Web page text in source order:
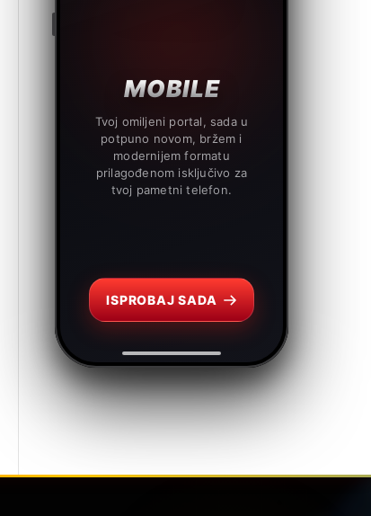
MOBILE
Tvoj omiljeni portal, sada u
potpuno novom, bržem i
modernijem formatu
prilagođenom isključivo za
tvoj pametni telefon.
ISPROBAJ SADA